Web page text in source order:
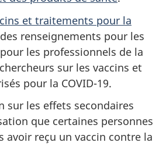
et traitements pour la
renseignements pour les
les professionnels de la
sur les vaccins et
pour la COVID-19.
sur les effets secondaires
que certaines personnes
avoir reçu un vaccin contre la